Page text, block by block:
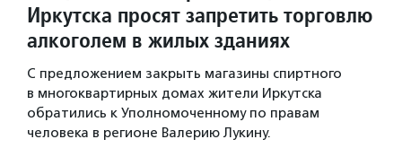
Иркутска просят запретить торговлю
алкоголем в жилых зданиях
С предложением закрыть магазины спиртного
в многоквартирных домах жители Иркутска
обратились к Уполномоченному по правам
человека в регионе Валерию Лукину.